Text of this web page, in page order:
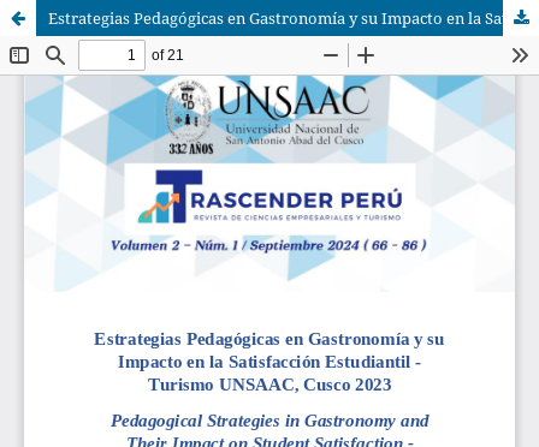
Estrategias Pedagógicas en Gastronomía y su Impacto en la Satisfacción Estudiantil - Turismo UNSAAC, Cusco 2023